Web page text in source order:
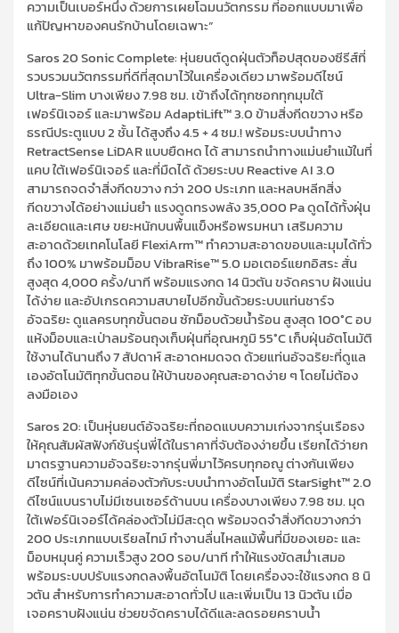
ความเป็นเบอร์หนึ่ง ด้วยการเผยโฉมนวัตกรรม ที่ออกแบบมาเพื่อ
แก้ปัญหาของคนรักบ้านโดยเฉพาะ”
Saros 20 Sonic Complete: หุ่นยนต์ดูดฝุ่นตัวท็อปสุดของซีรีส์ที่
รวบรวมนวัตกรรมที่ดีที่สุดมาไว้ในเครื่องเดียว มาพร้อมดีไซน์
Ultra-Slim บางเพียง 7.98 ซม. เข้าถึงได้ทุกซอกทุกมุมใต้
เฟอร์นิเจอร์ และมาพร้อม AdaptiLift™ 3.0 ข้ามสิ่งกีดขวาง หรือ
ธรณีประตูแบบ 2 ชั้น ได้สูงถึง 4.5 + 4 ซม.! พร้อมระบบนำทาง
RetractSense LiDAR แบบยืดหด ได้ สามารถนำทางแม่นยำแม้ในที่
แคบ ใต้เฟอร์นิเจอร์ และที่มืดได้ ด้วยระบบ Reactive AI 3.0
สามารถจดจำสิ่งกีดขวาง กว่า 200 ประเภท และหลบหลีกสิ่ง
กีดขวางได้อย่างแม่นยำ แรงดูดทรงพลัง 35,000 Pa ดูดได้ทั้งฝุ่น
ละเอียดและเศษ ขยะหนักบนพื้นแข็งหรือพรมหนา เสริมความ
สะอาดด้วยเทคโนโลยี FlexiArm™ ทำความสะอาดขอบและมุมได้ทั่ว
ถึง 100% มาพร้อมม็อบ VibraRise™ 5.0 มอเตอร์แยกอิสระ สั่น
สูงสุด 4,000 ครั้ง/นาที พร้อมแรงกด 14 นิวตัน ขจัดคราบ ฝังแน่น
ได้ง่าย และอัปเกรดความสบายไปอีกขั้นด้วยระบบแท่นชาร์จ
อัจฉริยะ ดูแลครบทุกขั้นตอน ซักม็อบด้วยน้ำร้อน สูงสุด 100°C อบ
แห้งม็อบและเป่าลมร้อนถุงเก็บฝุ่นที่อุณหภูมิ 55°C เก็บฝุ่นอัตโนมัติ
ใช้งานได้นานถึง 7 สัปดาห์ สะอาดหมดจด ด้วยแท่นอัจฉริยะที่ดูแล
เองอัตโนมัติทุกขั้นตอน ให้บ้านของคุณสะอาดง่าย ๆ โดยไม่ต้อง
ลงมือเอง
Saros 20: เป็นหุ่นยนต์อัจฉริยะที่ถอดแบบความเก่งจากรุ่นเรือธง
ให้คุณสัมผัสฟังก์ชันรุ่นพี่ได้ในราคาที่จับต้องง่ายขึ้น เรียกได้ว่ายก
มาตรฐานความอัจฉริยะจากรุ่นพี่มาไว้ครบทุกอณู ต่างกันเพียง
ดีไซน์ที่เน้นความคล่องตัวกับระบบนำทางอัตโนมัติ StarSight™ 2.0
ดีไซน์แบนราบไม่มีเซนเซอร์ด้านบน เครื่องบางเพียง 7.98 ซม. มุด
ใต้เฟอร์นิเจอร์ได้คล่องตัวไม่มีสะดุด พร้อมจดจำสิ่งกีดขวางกว่า
200 ประเภทแบบเรียลไทม์ ทำงานลื่นไหลแม้พื้นที่มีของเยอะ และ
ม็อบหมุนคู่ ความเร็วสูง 200 รอบ/นาที ทำให้แรงขัดสม่ำเสมอ
พร้อมระบบปรับแรงกดลงพื้นอัตโนมัติ โดยเครื่องจะใช้แรงกด 8 นิ
วตัน สำหรับการทำความสะอาดทั่วไป และเพิ่มเป็น 13 นิวตัน เมื่อ
เจอคราบฝังแน่น ช่วยขจัดคราบได้ดีและลดรอยคราบน้ำ